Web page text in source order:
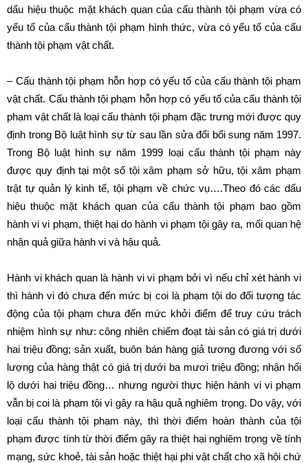
dấu hiệu thuộc mặt khách quan của cấu thành tội phạm vừa có
yếu tố của cấu thành tội phạm hình thức, vừa có yếu tố của cấu
thành tội phạm vật chất.
– Cấu thành tội phạm hỗn hợp có yếu tố của cấu thành tội phạm
vật chất. Cấu thành tội phạm hỗn hợp có yếu tố của cấu thành tội
phạm vật chất là loại cấu thành tội phạm đặc trưng mới được quy
định trong Bộ luật hình sự từ sau lần sửa đổi bổi sung năm 1997.
Trong Bộ luật hình sự năm 1999 loại cấu thành tội phạm này
được quy định tại một số tội xâm phạm sở hữu, tội xâm phạm
trật tự quản lý kinh tế, tội phạm về chức vụ….Theo đó các dấu
hiệu thuộc mặt khách quan của cấu thành tội phạm bao gồm
hành vi vi phạm, thiệt hại do hành vi phạm tội gây ra, mối quan hệ
nhân quả giữa hành vi và hậu quả.
Hành vi khách quan là hành vi vi phạm bởi vì nếu chỉ xét hành vi
thì hành vi đó chưa đến mức bị coi là phạm tội do đối tượng tác
động của tội phạm chưa đến mức khởi điểm để truy cứu trách
nhiệm hình sự như: công nhiên chiếm đoạt tài sản có giá trị dưới
hai triệu đồng; sản xuất, buôn bán hàng giả tương đương với số
lượng của hàng thật có giá trị dưới ba mươi triệu đồng; nhận hối
lộ dưới hai triệu đồng… nhưng người thực hiện hành vi vi phạm
vẫn bị coi là phạm tội vì gây ra hậu quả nghiêm trọng. Do vậy, với
loại cấu thành tội phạm này, thì thời điểm hoàn thành của tội
phạm được tính từ thời điểm gây ra thiệt hại nghiêm trọng về tính
mạng, sức khoẻ, tài sản hoặc thiệt hại phi vật chất cho xã hội chứ